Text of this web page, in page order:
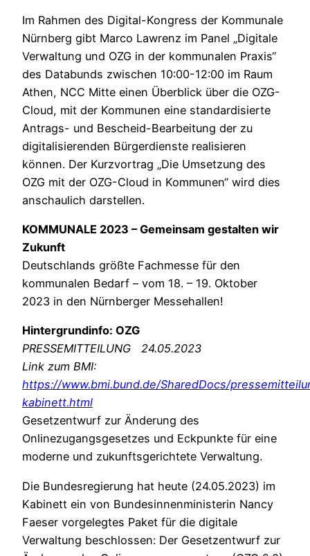
Im Rahmen des Digital-Kongress der Kommunale
Nürnberg gibt Marco Lawrenz im Panel „Digitale
Verwaltung und OZG in der kommunalen Praxis“
des Databunds zwischen 10:00-12:00 im Raum
Athen, NCC Mitte einen Überblick über die OZG-
Cloud, mit der Kommunen eine standardisierte
Antrags- und Bescheid-Bearbeitung der zu
digitalisierenden Bürgerdienste realisieren
können. Der Kurzvortrag „Die Umsetzung des
OZG mit der OZG-Cloud in Kommunen“ wird dies
anschaulich darstellen.
KOMMUNALE 2023 – Gemeinsam gestalten wir
Zukunft
Deutschlands größte Fachmesse für den
kommunalen Bedarf – vom 18. – 19. Oktober
2023 in den Nürnberger Messehallen!
Hintergrundinfo: OZG
PRESSEMITTEILUNG 24.05.2023
Link zum BMI:
https://www.bmi.bund.de/SharedDocs/
kabinett.html
Gesetzentwurf zur Änderung des
Onlinezugangsgesetzes und Eckpunkte für eine
moderne und zukunftsgerichtete Verwaltung.
Die Bundesregierung hat heute (24.05.2023) im
Kabinett ein von Bundesinnenministerin Nancy
Faeser vorgelegtes Paket für die digitale
Verwaltung beschlossen: Der Gesetzentwurf zur